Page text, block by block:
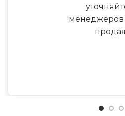
менеджеров